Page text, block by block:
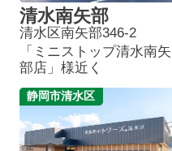
清水南矢部
清水区南矢部346-2
「ミニストップ清水南矢
部店」様近く
静岡市清水区